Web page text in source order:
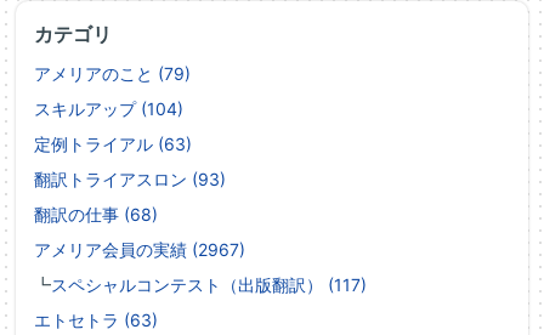
カテゴリ
アメリアのこと (79)
スキルアップ (104)
定例トライアル (63)
翻訳トライアスロン (93)
翻訳の仕事 (68)
アメリア会員の実績 (2967)
┗スペシャルコンテスト（出版翻訳） (117)
エトセトラ (63)